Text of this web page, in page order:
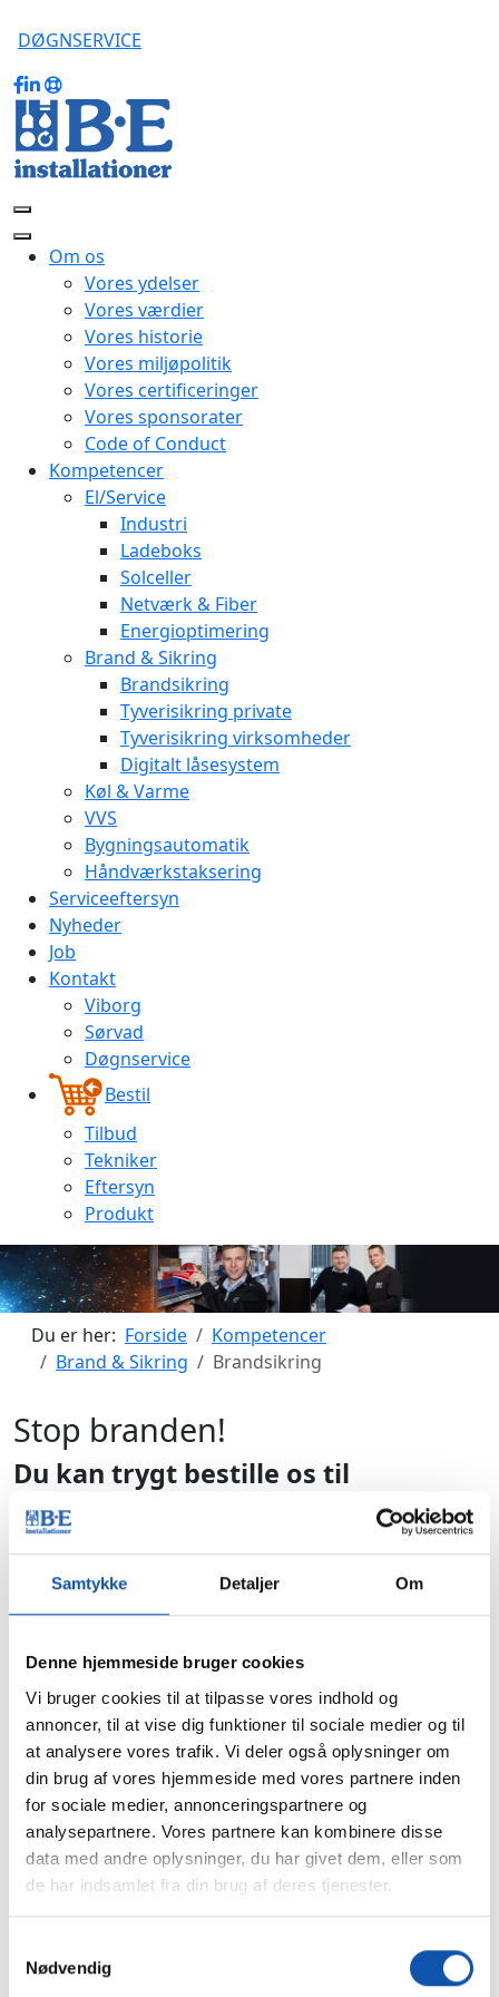
Samtykke Detaljer Om
Denne hjemmeside bruger cookies
Vi bruger cookies til at tilpasse vores indhold og
annoncer, til at vise dig funktioner til sociale medier og til
at analysere vores trafik. Vi deler også oplysninger om
din brug af vores hjemmeside med vores partnere inden
for sociale medier, annonceringspartnere og
analysepartnere. Vores partnere kan kombinere disse
data med andre oplysninger, du har givet dem, eller som
de har indsamlet fra din brug af deres tjenester.
Nødvendig
DØGNSERVICE
Om os
Vores ydelser
Vores værdier
Vores historie
Vores miljøpolitik
Vores certificeringer
Vores sponsorater
Code of Conduct
Kompetencer
El/Service
Industri
Ladeboks
Solceller
Netværk & Fiber
Energioptimering
Brand & Sikring
Brandsikring
Tyverisikring private
Tyverisikring virksomheder
Digitalt låsesystem
Køl & Varme
VVS
Bygningsautomatik
Håndværkstaksering
Serviceeftersyn
Nyheder
Job
Kontakt
Viborg
Sørvad
Døgnservice
Bestil
Tilbud
Tekniker
Eftersyn
Produkt
Du er her: Forside
Kompetencer
Brand & Sikring
Brandsikring
Stop branden!
Du kan trygt bestille os til
opsætning af og serviceeftersyn på
nedenstående, kombinérbare
alarmanlæg. Hvert med sin unikke
funktion, der i kædereaktion
En brandalarm kan afhjælpe brandens udvikling og i
yderste konsekvens endda være livreddende. Du kan
trygt bestille os til opsætning af og service på
nedenstående alarmsystemer. Hver alarm har sin
unikke funktion, der træder i kraft, hvis en brand
opstår, og systemerne er kombinérbare efter behov.
Kontakt Rasmus N. Engelsmann
rne@be-as.com